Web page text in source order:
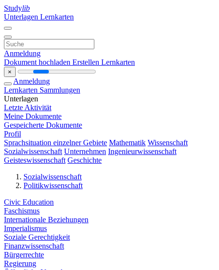
Studylib
Unterlagen Lernkarten
Anmeldung
Dokument hochladen Erstellen Lernkarten
×
Anmeldung
Lernkarten Sammlungen
Unterlagen
Letzte Aktivität
Meine Dokumente
Gespeicherte Dokumente
Profil
Sprachsituation einzelner Gebiete Mathematik Wissenschaft
Sozialwissenschaft Unternehmen Ingenieurwissenschaft
Geisteswissenschaft Geschichte
Sozialwissenschaft
Politikwissenschaft
Civic Education
Faschismus
Internationale Beziehungen
Imperialismus
Soziale Gerechtigkeit
Finanzwissenschaft
Bürgerrechte
Regierung